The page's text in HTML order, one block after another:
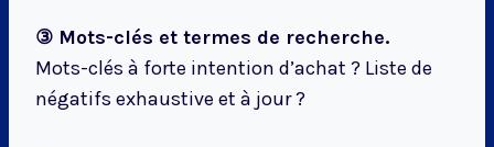
③ Mots-clés et termes de recherche.
Mots-clés à forte intention d’achat ? Liste de
négatifs exhaustive et à jour ?